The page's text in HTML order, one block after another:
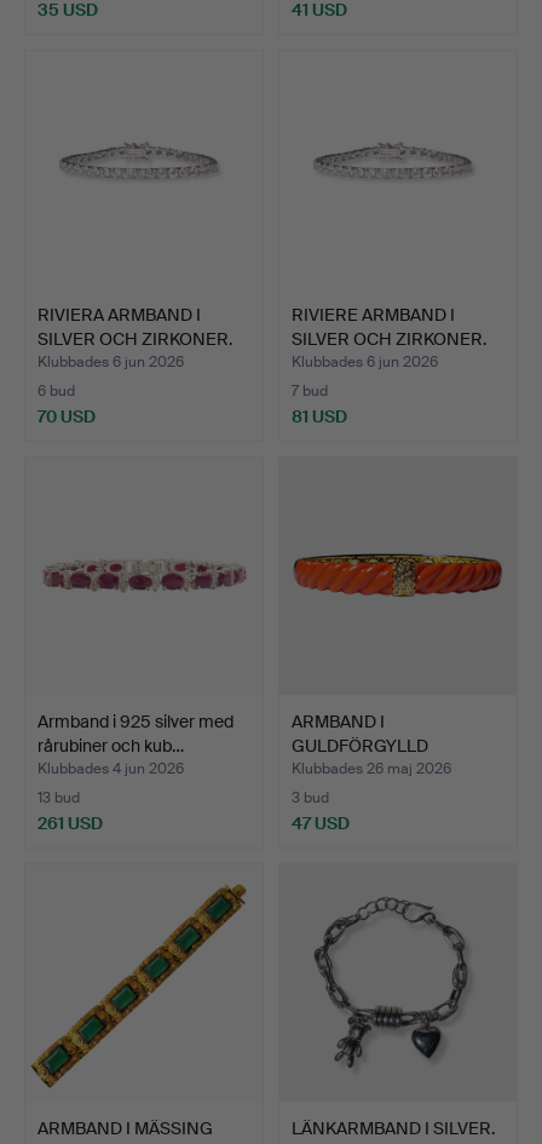
35 USD 41 USD
RIVIERA ARMBAND I
SILVER OCH ZIRKONER.
Klubbades 6 jun 2026
6 bud
70 USD
RIVIERE ARMBAND I
SILVER OCH ZIRKONER.
Klubbades 6 jun 2026
7 bud
81 USD
Armband i 925 silver med
rårubiner och kub…
Klubbades 4 jun 2026
13 bud
261 USD
ARMBAND I
GULDFÖRGYLLD
MÄSSING, KARNEOL OC…
Klubbades 26 maj 2026
3 bud
47 USD
ARMBAND I MÄSSING
LÄNKARMBAND I SILVER.